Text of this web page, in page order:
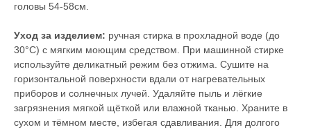
головы 54-58см.
Уход за изделием: ручная стирка в прохладной воде (до
30°С) с мягким моющим средством. При машинной стирке
используйте деликатный режим без отжима. Сушите на
горизонтальной поверхности вдали от нагревательных
приборов и солнечных лучей. Удаляйте пыль и лёгкие
загрязнения мягкой щёткой или влажной тканью. Храните в
сухом и тёмном месте, избегая сдавливания. Для долгого